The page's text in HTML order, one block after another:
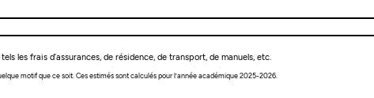
les frais d’assurances, de résidence, de transport, de manuels, etc.
motif que ce soit. Ces estimés sont calculés pour l’année académique 2025-2026.